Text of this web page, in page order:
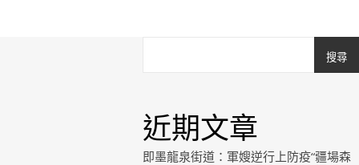
搜尋
近期文章
即墨龍泉街道：軍嫂逆行上防疫“疆場森